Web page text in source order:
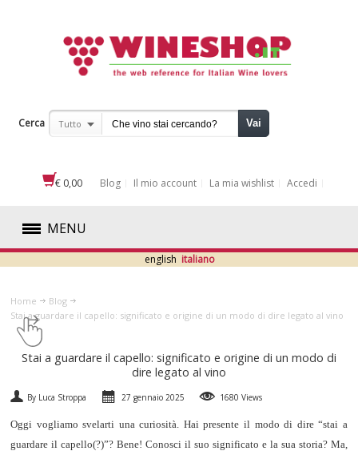
Cerca Tutto Vai
€ 0,00 Blog Il mio account La mia wishlist Accedi
MENU
ROSSI
BIANCHI
ROSATI
SPUMANTI
DESSERT
english italiano
Home
Blog
​Stai a guardare il capello: significato e origine di un modo di dire legato al vino
​Stai a guardare il capello: significato e origine di un modo di
dire legato al vino
By Luca Stroppa 27 gennaio 2025 1680 Views
Oggi vogliamo svelarti una curiosità. Hai presente il modo di dire “stai a
guardare il capello(?)”? Bene! Conosci il suo significato e la sua storia? Ma,